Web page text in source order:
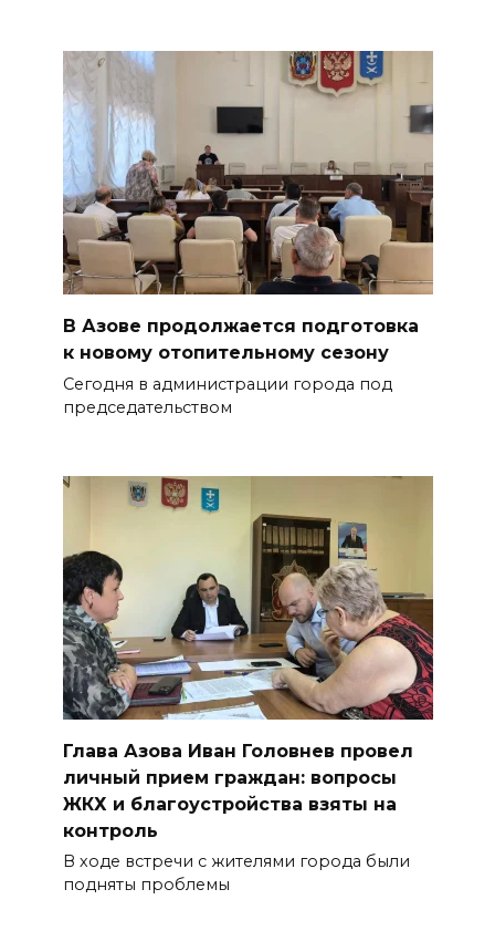
В Азове продолжается подготовка
к новому отопительному сезону
Сегодня в администрации города под
председательством
Глава Азова Иван Головнев провел
личный прием граждан: вопросы
ЖКХ и благоустройства взяты на
контроль
В ходе встречи с жителями города были
подняты проблемы